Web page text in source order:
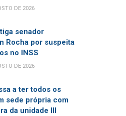
DE 2026
senador
Rocha por suspeita
no INSS
DE 2026
a ter todos os
sede própria com
da unidade III